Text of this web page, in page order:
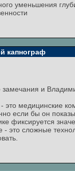
уменьшения
капнограф
и
медицинские
если бы он
фиксируется
это сложные